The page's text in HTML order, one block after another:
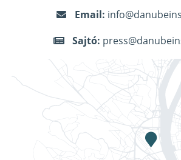
Email:
Sajtó: